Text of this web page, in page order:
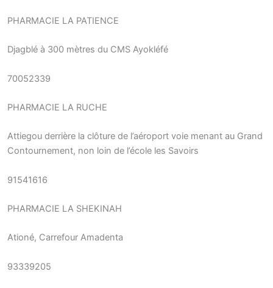
PHARMACIE LA PATIENCE
Djagblé à 300 mètres du CMS Ayokléfé
70052339
PHARMACIE LA RUCHE
Attiegou derrière la clôture de l’aéroport voie menant au Grand
Contournement, non loin de l’école les Savoirs
91541616
PHARMACIE LA SHEKINAH
Ationé, Carrefour Amadenta
93339205